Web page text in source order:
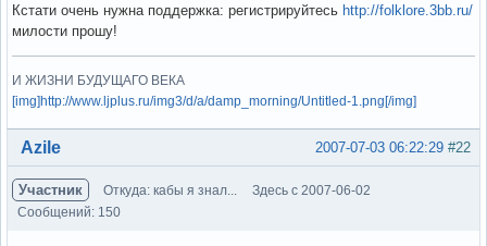
Кстати очень нужна поддержка: регистрируйтесь http://folklore.3bb.ru/
милости прошу!
И ЖИЗНИ БУДУЩАГО ВЕКА
[img]http://www.ljplus.ru/img3/d/a/damp_morning/Untitled-1.png[/img]
Вне форума #22
2007-07-03 06:22:29
Azile
Участник Откуда: кабы я знал...
Здесь с 2007-06-02
Сообщений: 150